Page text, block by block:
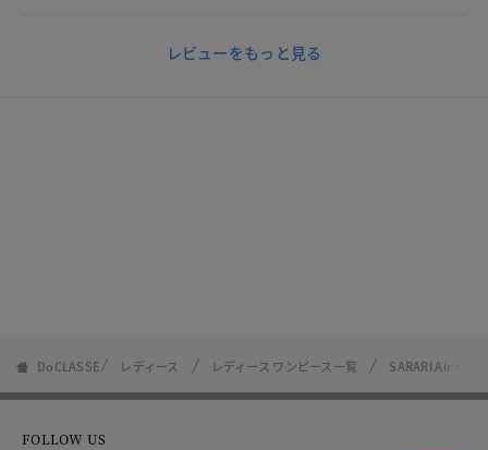
レビューをもっと見る
DoCLASSE レディース レディース ワンピース一覧 SARARI Air・キ
FOLLOW US